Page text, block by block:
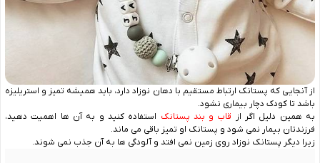
از آنجایی که پستانک ارتباط مستقیم با دهان نوزاد دارد، باید همیشه تمیز و استریلیزه
باشد تا کودک دچار بیماری نشود.
به همین دلیل اگر از قاب و بند پستانک استفاده کنید و به آن ها اهمیت دهید،
فرزندتان بیمار نمی شود و پستانک او تمیز باقی می ماند.
زیرا دیگر پستانک نوزاد روی زمین نمی افتد و آلودگی ها به آن جذب نمی شوند.